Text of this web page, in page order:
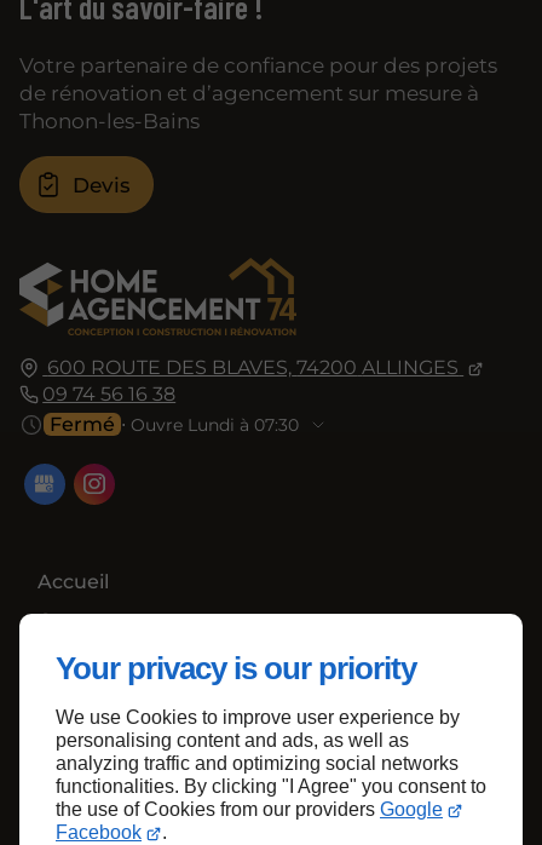
Your privacy is our priority
We use Cookies to improve user experience by
personalising content and ads, as well as
analyzing traffic and optimizing social networks
functionalities. By clicking "I Agree" you consent to
the use of Cookies from our providers Google
Facebook
.
600 ROUTE DES BLAVES, 74200 ALLINGES
09 74 56 16 38
Fermé ⋅ Ouvre Lundi à 07:30
Accueil
Contactez-nous
Mentions légales
Votre partenaire de confiance pour des projets
de rénovation et d’agencement sur mesure à
Thonon-les-Bains
Devis
Haut de page